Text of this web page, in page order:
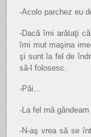
-Acolo parchez eu
-Dacă îmi arătaţi
îmi mut maşina
şi sunt la fel de
să-l folosesc.
-Păi…
-La fel mă
-N-aş vrea să se